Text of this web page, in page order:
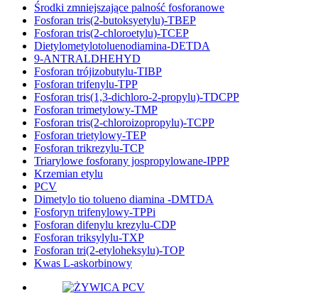
Środki zmniejszające palność fosforanowe
Fosforan tris(2-butoksyetylu)-TBEP
Fosforan tris(2-chloroetylu)-TCEP
Dietylometylotoluenodiamina-DETDA
9-ANTRALDHEHYD
Fosforan trójizobutylu-TIBP
Fosforan trifenylu-TPP
Fosforan tris(1,3-dichloro-2-propylu)-TDCPP
Fosforan trimetylowy-TMP
Fosforan tris(2-chloroizopropylu)-TCPP
Fosforan trietylowy-TEP
Fosforan trikrezylu-TCP
Triarylowe fosforany jospropylowane-IPPP
Krzemian etylu
PCV
Dimetylo tio tolueno diamina -DMTDA
Fosforyn trifenylowy-TPPi
Fosforan difenylu krezylu-CDP
Fosforan triksylylu-TXP
Fosforan tri(2-etyloheksylu)-TOP
Kwas L-askorbinowy